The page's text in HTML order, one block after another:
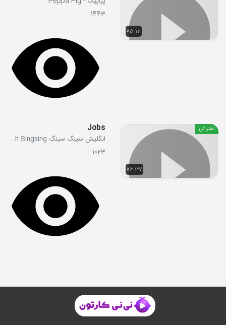
05:12
1443
06:37
اشتراکی Jobs
انگلیش سینگ سینگ English Singsing
1023